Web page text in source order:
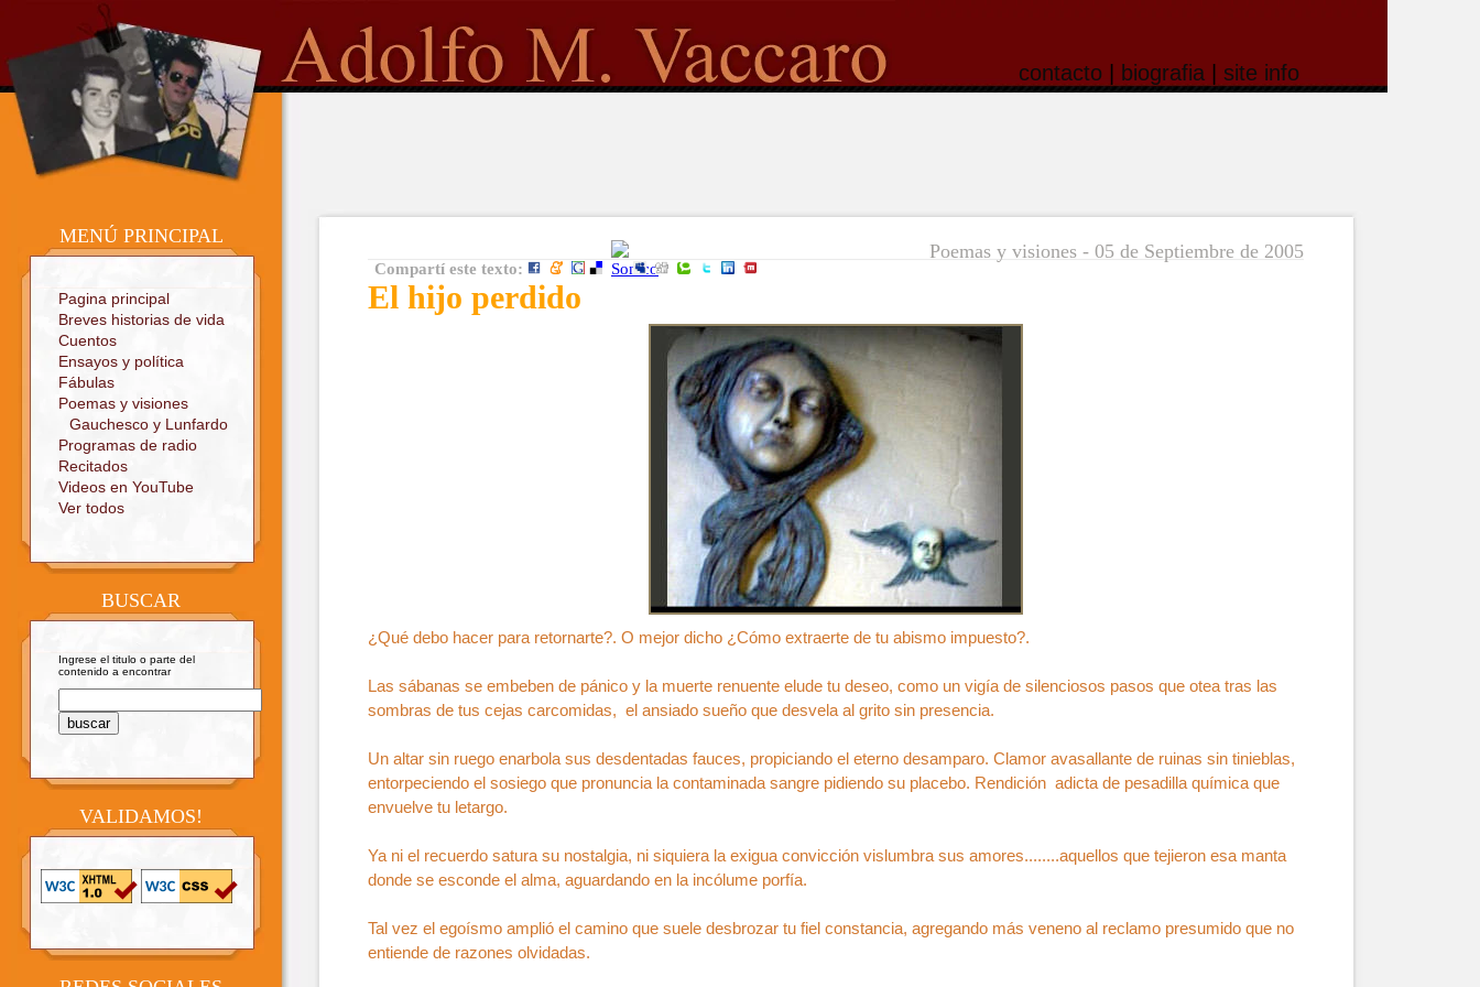
Sitio oficial
contacto biografia site info
MENÚ PRINCIPAL
Pagina principal
Breves historias de vida
Cuentos
Ensayos y política
Fábulas
Poemas y visiones
Gauchesco y Lunfardo
Programas de radio
Recitados
Videos en YouTube
Ver todos
BUSCAR
Ingrese el titulo o parte del
contenido a encontrar
VALIDAMOS!
Compartí este texto:
Poemas y visiones - 05 de Septiembre de 2005
El hijo perdido
¿Qué debo hacer para retornarte?. O mejor dicho ¿Cómo extraerte de tu abismo impuesto?.
Las sábanas se embeben de pánico y la muerte renuente elude tu deseo, como un vigía de silenciosos pasos que otea tras las
sombras de tus cejas carcomidas, el ansiado sueño que desvela al grito sin presencia.
Un altar sin ruego enarbola sus desdentadas fauces, propiciando el eterno desamparo. Clamor avasallante de ruinas sin tinieblas,
entorpeciendo el sosiego que pronuncia la contaminada sangre pidiendo su placebo. Rendición adicta de pesadilla química que
envuelve tu letargo.
Ya ni el recuerdo satura su nostalgia, ni siquiera la exigua convicción vislumbra sus amores........aquellos que tejieron esa manta
donde se esconde el alma, aguardando en la incólume porfía.
Tal vez el egoísmo amplió el camino que suele desbrozar tu fiel constancia, agregando más veneno al reclamo presumido que no
entiende de razones olvidadas.